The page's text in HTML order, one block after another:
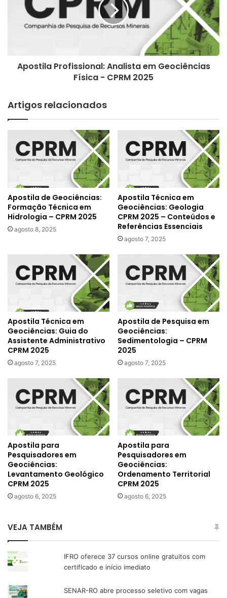
Geociências
Física
Apostila Profissional: Analista em Geociências
Física - CPRM 2025
Artigos relacionados
Apostila de Geociências:
Formação Técnica em
Hidrologia – CPRM 2025
agosto 8, 2025
Apostila Técnica em
Geociências: Geologia
CPRM 2025 – Conteúdos e
Referências Essenciais
agosto 7, 2025
Apostila Técnica em
Geociências: Guia do
Assistente Administrativo
CPRM 2025
agosto 7, 2025
Apostila de Pesquisa em
Geociências:
Sedimentologia – CPRM
2025
agosto 7, 2025
Apostila para
Pesquisadores em
Geociências:
Levantamento Geológico
CPRM 2025
agosto 6, 2025
Apostila para
Pesquisadores em
Geociências:
Ordenamento Territorial
CPRM 2025
agosto 6, 2025
VEJA TAMBÉM
IFRO oferece 37 cursos online gratuitos com
certificado e início imediato
SENAR-RO abre processo seletivo com vagas